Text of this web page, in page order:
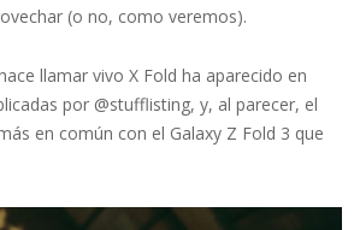
(o no, como veremos).
llamar vivo X Fold ha aparecido en
por @stufflisting, y, al parecer, el
en común con el Galaxy Z Fold 3 que